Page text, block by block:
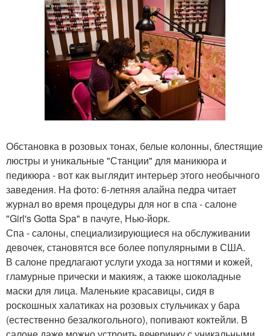
Обстановка в розовых тонах, белые колонны, блестящие
люстры и уникальные "Станции" для маникюра и
педикюра - вот как выглядит интерьер этого необычного
заведения. На фото: 6-летняя алайна педра читает
журнал во время процедуры для ног в спа - салоне
"Girl's Gotta Spa" в пачуге, Нью-йорк.
Спа - салоны, специализирующиеся на обслуживании
девочек, становятся все более популярными в США.
В салоне предлагают услуги ухода за ногтями и кожей,
гламурные прически и макияж, а также шоколадные
маски для лица. Маленькие красавицы, сидя в
роскошных халатиках на розовых стульчиках у бара
(естественно безалкогольного), попивают коктейли. В